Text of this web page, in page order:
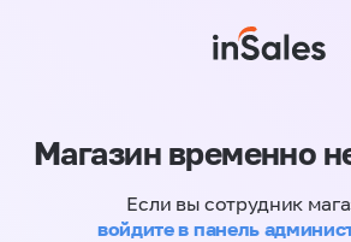
Магазин временно
Если вы сотрудник
войдите в панель